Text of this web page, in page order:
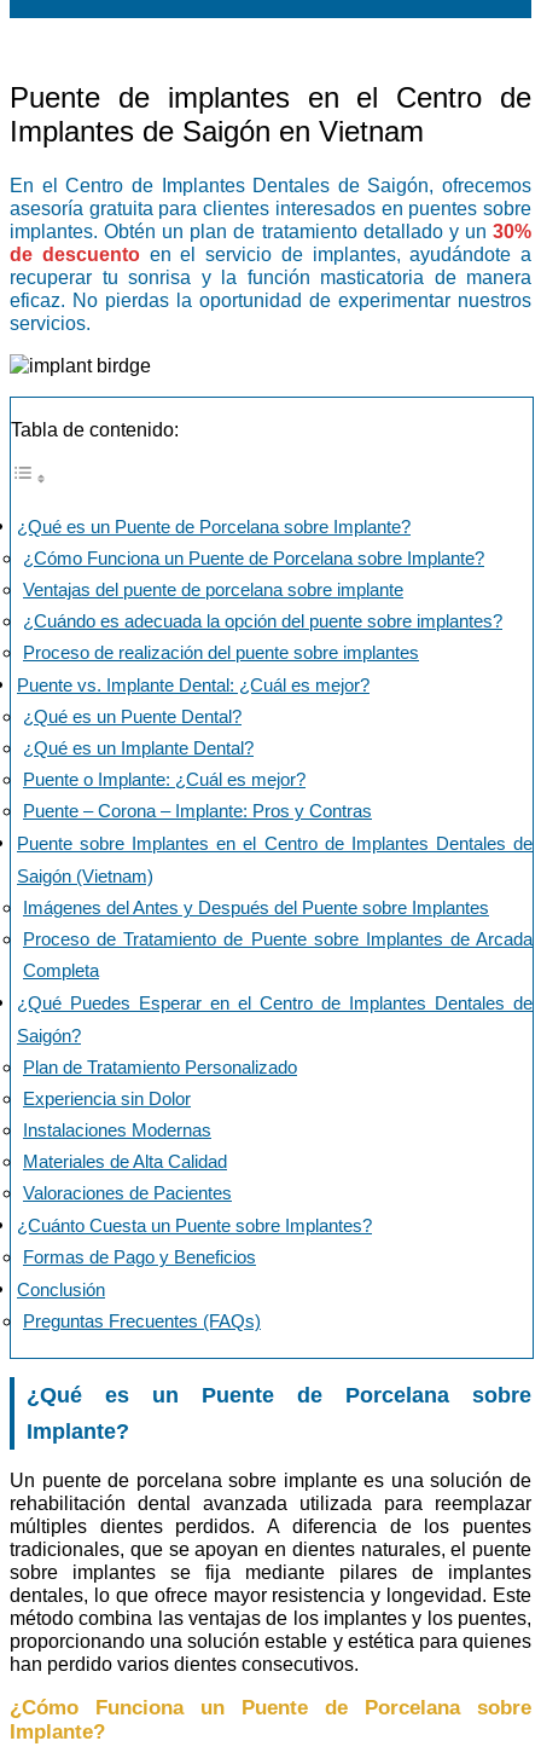
Puente de implantes en el Centro de
Implantes de Saigón en Vietnam
En el Centro de Implantes Dentales de Saigón, ofrecemos
asesoría gratuita para clientes interesados en puentes sobre
implantes. Obtén un plan de tratamiento detallado y un 30%
de descuentoen el servicio de implantes, ayudándote a
recuperar tu sonrisa y la función masticatoria de manera
eficaz. No pierdas la oportunidad de experimentar nuestros
servicios.
Tabla de contenido:
¿Qué es un Puente de Porcelana sobre Implante?
¿Cómo Funciona un Puente de Porcelana sobre Implante?
Ventajas del puente de porcelana sobre implante
¿Cuándo es adecuada la opción del puente sobre implantes?
Proceso de realización del puente sobre implantes
Puente vs. Implante Dental: ¿Cuál es mejor?
¿Qué es un Puente Dental?
¿Qué es un Implante Dental?
Puente o Implante: ¿Cuál es mejor?
Puente – Corona – Implante: Pros y Contras
Puente sobre Implantes en el Centro de Implantes Dentales de
Saigón (Vietnam)
Imágenes del Antes y Después del Puente sobre Implantes
Proceso de Tratamiento de Puente sobre Implantes de Arcada
Completa
¿Qué Puedes Esperar en el Centro de Implantes Dentales de
Saigón?
Plan de Tratamiento Personalizado
Experiencia sin Dolor
Instalaciones Modernas
Materiales de Alta Calidad
Valoraciones de Pacientes
¿Cuánto Cuesta un Puente sobre Implantes?
Formas de Pago y Beneficios
Conclusión
Preguntas Frecuentes (FAQs)
¿Qué es un Puente de Porcelana sobre
Implante?
Un puente de porcelana sobre implante es una solución de
rehabilitación dental avanzada utilizada para reemplazar
múltiples dientes perdidos. A diferencia de los puentes
tradicionales, que se apoyan en dientes naturales, el puente
sobre implantes se fija mediante pilares de implantes
dentales, lo que ofrece mayor resistencia y longevidad. Este
método combina las ventajas de los implantes y los puentes,
proporcionando una solución estable y estética para quienes
han perdido varios dientes consecutivos.
¿Cómo Funciona un Puente de Porcelana sobre
Implante?